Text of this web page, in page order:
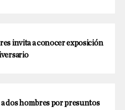
invita a conocer exposición
dos hombres por presuntos